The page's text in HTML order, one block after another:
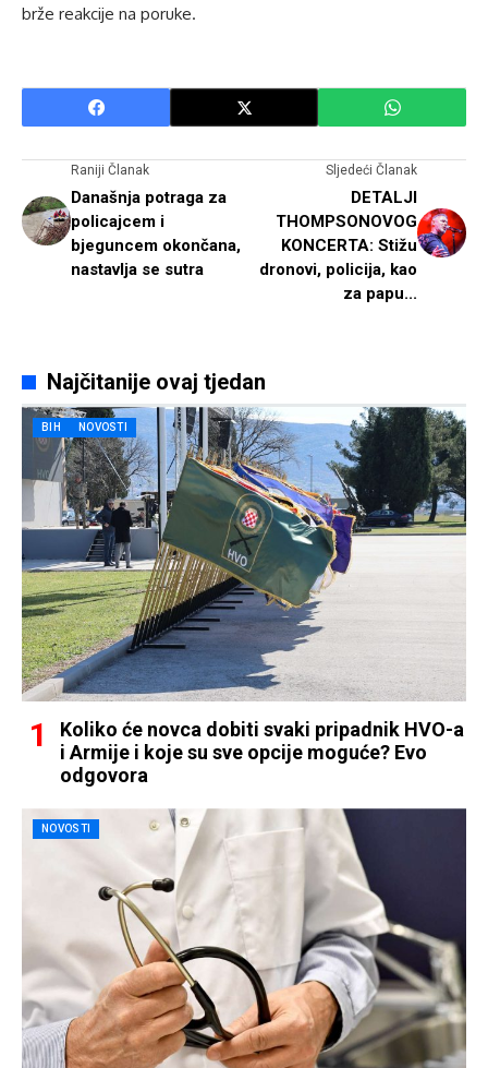
brže reakcije na poruke.
Raniji Članak
Današnja potraga za
policajcem i
bjeguncem okončana,
nastavlja se sutra
Sljedeći Članak
DETALJI
THOMPSONOVOG
KONCERTA: Stižu
dronovi, policija, kao
za papu...
Najčitanije ovaj tjedan
BIH NOVOSTI
Koliko će novca dobiti svaki pripadnik HVO-a
i Armije i koje su sve opcije moguće? Evo
odgovora
NOVOSTI